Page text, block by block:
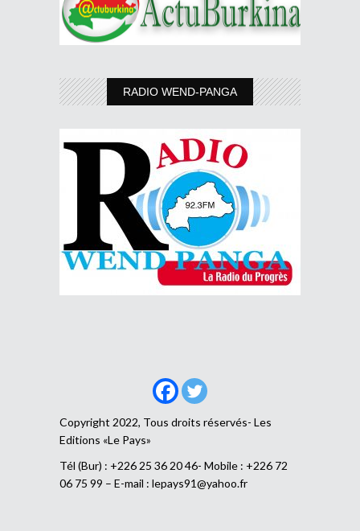
RADIO WEND-PANGA
Copyright 2022, Tous droits réservés- Les
Editions «Le Pays»
Tél (Bur) : +226 25 36 20 46- Mobile : +226 72
06 75 99 – E-mail : lepays91@yahoo.fr